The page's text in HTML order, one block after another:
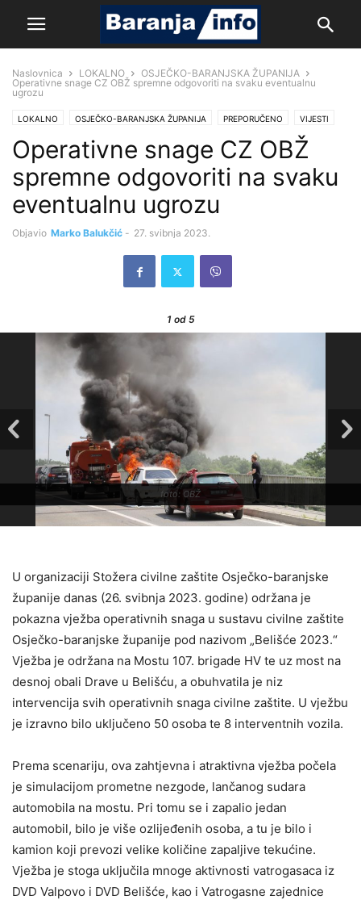
Naslovnica LOKALNO
OSJEČKO-BARANJSKA ŽUPANIJA
Operativne snage CZ OBŽ spremne odgovoriti na svaku eventualnu
ugrozu
LOKALNO OSJEČKO-BARANJSKA ŽUPANIJA PREPORUČENO VIJESTI
Operativne snage CZ OBŽ
spremne odgovoriti na svaku
eventualnu ugrozu
Objavio Marko Balukčić - 27. svibnja 2023.
1od 5
foto: OBŽ
U organizaciji Stožera civilne zaštite Osječko-baranjske
županije danas (26. svibnja 2023. godine) održana je
pokazna vježba operativnih snaga u sustavu civilne zaštite
Osječko-baranjske županije pod nazivom „Belišće 2023.“
Vježba je održana na Mostu 107. brigade HV te uz most na
desnoj obali Drave u Belišću, a obuhvatila je niz
intervencija svih operativnih snaga civilne zaštite. U vježbu
je izravno bilo uključeno 50 osoba te 8 interventnih vozila.
Prema scenariju, ova zahtjevna i atraktivna vježba počela
je simulacijom prometne nezgode, lančanog sudara
automobila na mostu. Pri tomu se i zapalio jedan
automobil, bilo je više ozlijeđenih osoba, a tu je bilo i
kamion koji prevozi velike količine zapaljive tekućine.
Vježba je stoga uključila mnoge aktivnosti vatrogasaca iz
DVD Valpovo i DVD Belišće, kao i Vatrogasne zajednice